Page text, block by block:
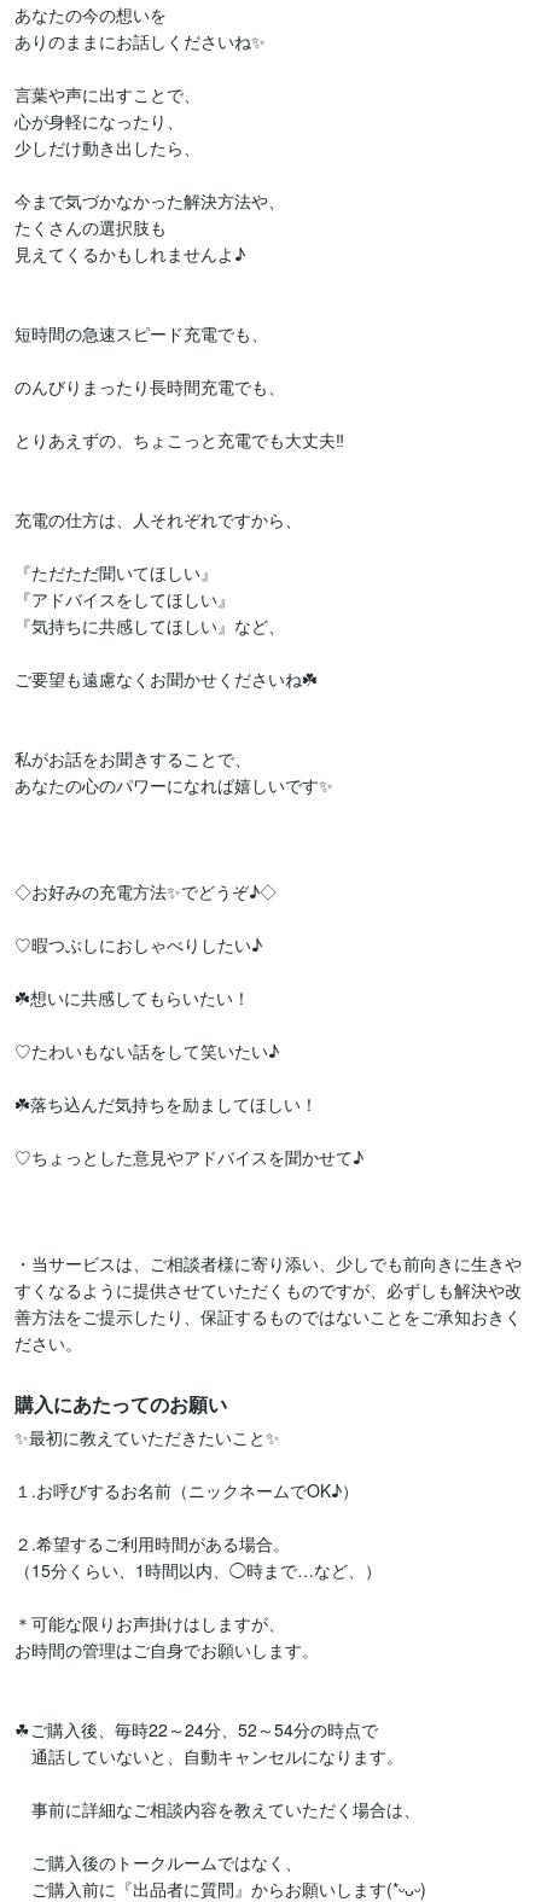
あなたの今の想いを
ありのままにお話しくださいね✨
言葉や声に出すことで、
心が身軽になったり、
少しだけ動き出したら、
今まで気づかなかった解決方法や、
たくさんの選択肢も
見えてくるかもしれませんよ♪
短時間の急速スピード充電でも、
のんびりまったり長時間充電でも、
とりあえずの、ちょこっと充電でも大丈夫‼
充電の仕方は、人それぞれですから、
『ただただ聞いてほしい』
『アドバイスをしてほしい』
『気持ちに共感してほしい』など、
ご要望も遠慮なくお聞かせくださいね☘️
私がお話をお聞きすることで、
あなたの心のパワーになれば嬉しいです✨
◇お好みの充電方法✨でどうぞ♪◇
♡暇つぶしにおしゃべりしたい♪
☘️想いに共感してもらいたい！
♡たわいもない話をして笑いたい♪
☘️落ち込んだ気持ちを励ましてほしい！
♡ちょっとした意見やアドバイスを聞かせて♪
・当サービスは、ご相談者様に寄り添い、少しでも前向きに生きや
すくなるように提供させていただくものですが、必ずしも解決や改
善方法をご提示したり、保証するものではないことをご承知おきく
購入にあたってのお願い
✨最初に教えていただきたいこと✨
１.お呼びするお名前（ニックネームでOK♪）
２.希望するご利用時間がある場合。
（15分くらい、1時間以内、◯時まで…など、）
＊可能な限りお声掛けはしますが、
お時間の管理はご自身でお願いします。
☘ご購入後、毎時22～24分、52～54分の時点で
通話していないと、自動キャンセルになります。
事前に詳細なご相談内容を教えていただく場合は、
ご購入後のトークルームではなく、
ご購入前に『出品者に質問』からお願いします(*ᵕᴗᵕ)